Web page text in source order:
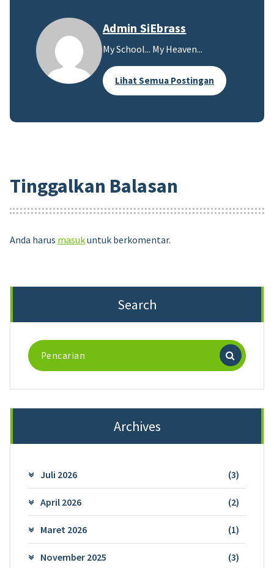
Admin SiEbrass
My School... My Heaven...
Lihat Semua Postingan
Tinggalkan Balasan
Anda harus masukuntuk berkomentar.
Search
Pencarian
untuk:
Archives
Juli 2026 (3)
April 2026 (2)
Maret 2026 (1)
November 2025 (3)